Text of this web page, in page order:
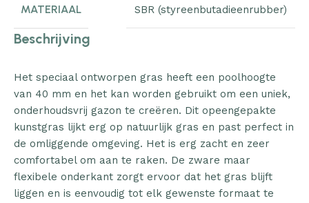
MATERIAAL SBR (styreenbutadieenrubber)
Beschrijving
Het speciaal ontworpen gras heeft een poolhoogte
van 40 mm en het kan worden gebruikt om een uniek,
onderhoudsvrij gazon te creëren. Dit opeengepakte
kunstgras lijkt erg op natuurlijk gras en past perfect in
de omliggende omgeving. Het is erg zacht en zeer
comfortabel om aan te raken. De zware maar
flexibele onderkant zorgt ervoor dat het gras blijft
liggen en is eenvoudig tot elk gewenste formaat te